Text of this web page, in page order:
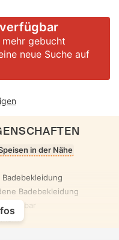
gebucht
neue Suche auf
in der Nähe
Badebekleidung